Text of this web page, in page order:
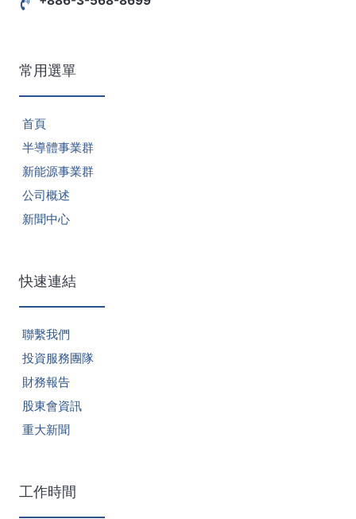
常用選單
首頁
半導體事業群
新能源事業群
公司概述
新聞中心
快速連結
聯繫我們
投資服務團隊
財務報告
股東會資訊
重大新聞
工作時間